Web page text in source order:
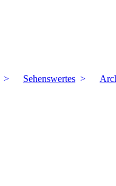
Sehenswertes